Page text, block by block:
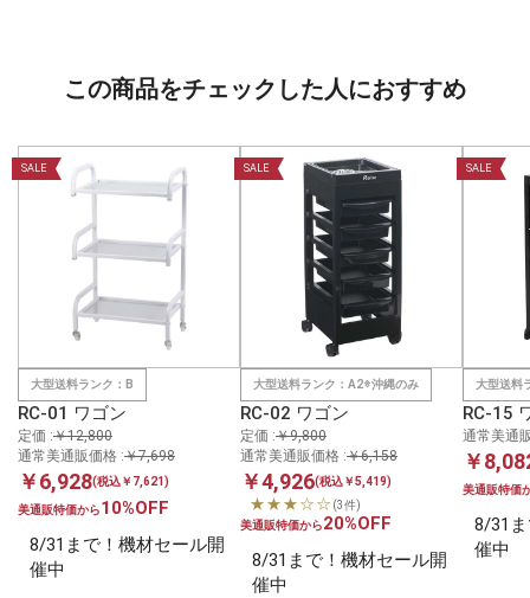
この商品をチェックした人におすすめ
SALE
大型送料ランク：B
RC-01 ワゴン
定価 :￥12,800
通常美通販価格 :￥7,698
￥6,928(税込￥7,621)
美通販特価から10%OFF
8/31まで！機材セール開
催中
SALE
大型送料ランク：A2※沖縄のみ
RC-02 ワゴン
定価 :￥9,800
通常美通販価格 :￥6,158
￥4,926(税込￥5,419)
★★★☆☆ (3件)
美通販特価から20%OFF
8/31まで！機材セール開
催中
SALE
大型送料
RC-15
通常美通
￥
美通販特価
8/31
催中